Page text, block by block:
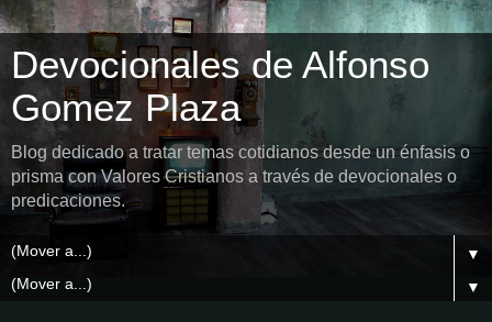
Devocionales de Alfonso
Gomez Plaza
Blog dedicado a tratar temas cotidianos desde un énfasis o
prisma con Valores Cristianos a través de devocionales o
predicaciones.
▼
▼